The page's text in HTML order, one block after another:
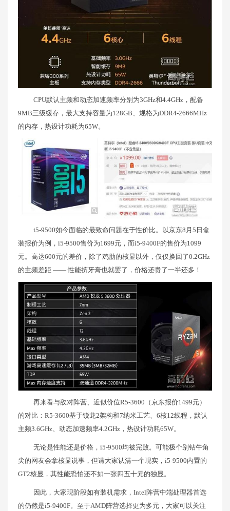
CPU默认主频和动态加速频率分别为3GHz和4.4GHz，配备
9MB三级缓存，最大支持容量为128GB、规格为DDR4-2666MHz
的内存，热设计功耗为65W。
i5-9500如今面临的最致命问题在于性价比。以京东8月5日盒
装报价为例，i5-9500售价为1699元，而i5-9400F的售价为1099
元。高达600元的差价，除了鸡肋的核显以外，仅仅换回了0.2GHz
的主频差距 —— 性能挤牙膏也就罢了，价格还贵了一半还多！
再来看与敌对阵营、近似价位R5-3600（京东报价1499元）
的对比：R5-3600基于锐龙2架构和7纳米工艺、6核12线程，默认
主频3.6GHz、动态加速频率4.2GHz，热设计功耗65W。
无论是性能还是价格，i5-9500均被完败。可能极个别钻牛角
尖的网友会拿核显说事，但请大家认清一个现实，i5-9500内置的
GT2核显，其性能恐怕还不如一张四五十元的独显。
因此，大家现阶段如有装机需求，Intel阵营中端处理器首选
的仍然是i5-9400F。至于AMD阵营选择更为多元，大家可以关注